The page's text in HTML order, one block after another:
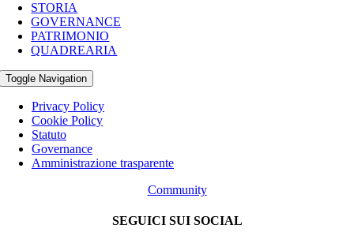
STORIA
GOVERNANCE
PATRIMONIO
QUADREARIA
Toggle Navigation
Privacy Policy
Cookie Policy
Statuto
Governance
Amministrazione trasparente
Community
SEGUICI SUI SOCIAL